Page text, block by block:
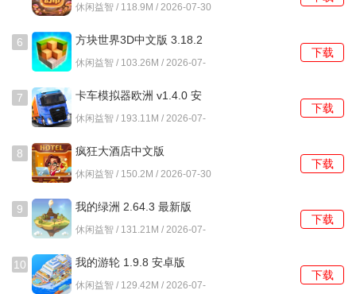
p>3、城市内的功能建筑作用具体，例如在拍卖会竞标稀有道
具，在酒馆打探情报，每种互动都对应着实际的生存收益。
4、角色阵容的搭配需要考虑近战、远程与治疗单位的协同，
废土新世界怎么玩？
1、初期进入盐湖城区域，优先完成指引任务，熟悉在战棋地
图上移动角色、攻击丧尸的基本操作，并搜刮初始小屋获取
2、组建队伍时，确保包含一名能使用治疗绷带技能的角色，
的前提。
休闲益智 / 118.9M / 2026-07-30
6
方块世界3D中文版 3.18.2
安卓版
休闲益智 / 103.26M / 2026-07-
下载
7
卡车模拟器欧洲 v1.4.0 安
卓版
休闲益智 / 193.11M / 2026-07-
下载
8
疯狂大酒店中文版
4.17.10.7 安卓版
休闲益智 / 150.2M / 2026-07-30
下载
9 我的绿洲 2.64.3 最新版
休闲益智 / 131.21M / 2026-07-
下载
10 我的游轮 1.9.8 安卓版
休闲益智 / 129.42M / 2026-07-
下载